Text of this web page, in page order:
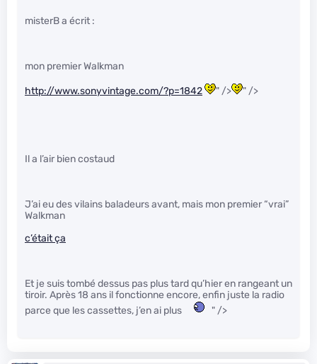
misterB a écrit :
mon premier Walkman
http://www.sonyvintage.com/?p=1842 " /> " />
Il a l’air bien costaud
J’ai eu des vilains baladeurs avant, mais mon premier “vrai”
Walkman
c’était ça
Et je suis tombé dessus pas plus tard qu’hier en rangeant un
tiroir. Après 18 ans il fonctionne encore, enfin juste la radio
parce que les cassettes, j’en ai plus
" />